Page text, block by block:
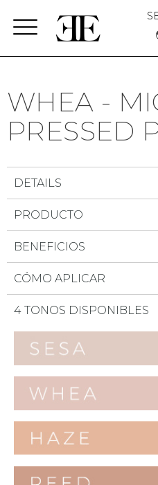
Menú
WHEA -
PRESSED
DETAILS
PRODUCTO
BENEFICIOS
CÓMO APLICAR
4 TONOS DISPONIBLES